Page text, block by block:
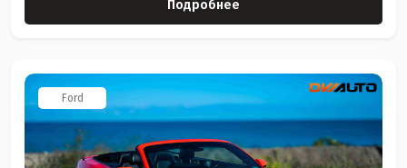
Подробнее
Ford